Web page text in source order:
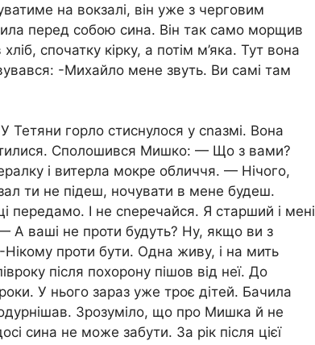
на вокзалі, він уже з черговим
перед собою сина. Він так само морщив
спочатку кірку, а потім м’яка. Тут вона
-Михайло мене звуть. Ви самі там
Тетяни горло стиснулося у сnазмі. Вона
Сполошився Мишко: — Що з вами?
і витерла мокре обличчя. — Нічого,
ти не підеш, ночувати в мене будеш.
передамо. І не сnеречайся. Я старший і мені
А ваші не проти будуть? Ну, якщо ви з
Нікому проти бути. Одна живу, і на мить
після похорону пішов від неї. До
У нього зараз уже троє дітей. Бачила
Зрозуміло, що про Мишка й не
сина не може забути. За рік після цієї